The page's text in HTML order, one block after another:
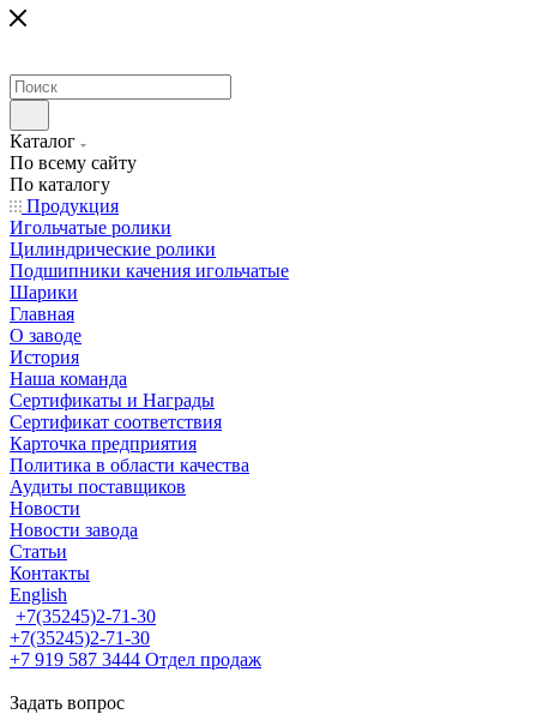
Каталог
По всему сайту
По каталогу
Продукция
Игольчатые ролики
Цилиндрические ролики
Подшипники качения игольчатые
Шарики
Главная
О заводе
История
Наша команда
Сертификаты и Награды
Сертификат соответствия
Карточка предприятия
Политика в области качества
Аудиты поставщиков
Новости
Новости завода
Статьи
Контакты
English
+7(35245)2-71-30
+7(35245)2-71-30
+7 919 587 3444 Отдел продаж
Задать вопрос